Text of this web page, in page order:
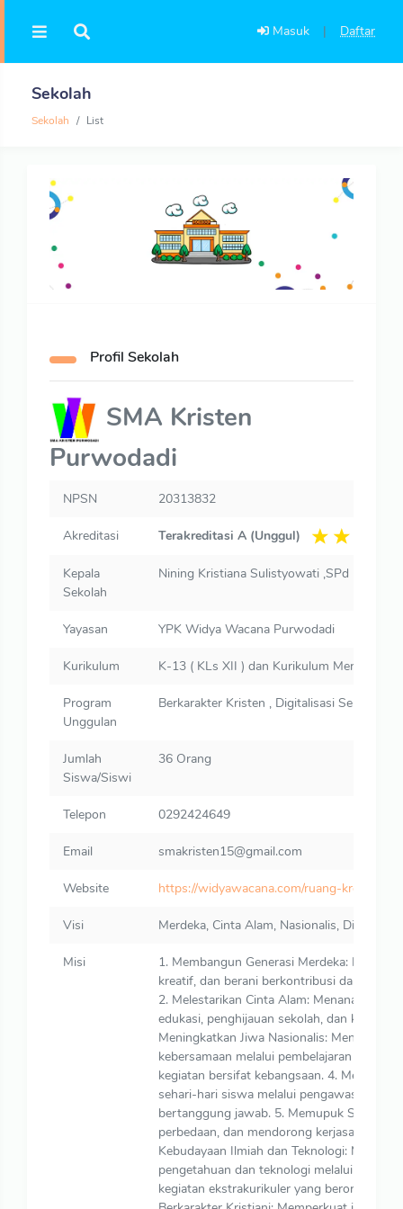
Masuk | Daftar
Sekolah
Sekolah List
Profil Sekolah
SMA Kristen
Purwodadi
NPSN 20313832
Akreditasi Terakreditasi A (Unggul)
Kepala
Sekolah
Nining Kristiana Sulistyowati ,SPd
Yayasan YPK Widya Wacana Purwodadi
Kurikulum K-13 ( KLs XII ) dan Kurikulum Merdeka (
Program
Unggulan
Berkarakter Kristen , Digitalisasi Sekolah
Jumlah
Siswa/Siswi
36 Orang
Telepon 0292424649
Email smakristen15@gmail.com
Website https://widyawacana.com/ruang-kreatif/
Visi Merdeka, Cinta Alam, Nasionalis, Disiplin,
Misi
1. Membangun Generasi Merdeka:
kreatif, dan berani berkontribusi dalam
2. Melestarikan Cinta Alam: Menanamkan
edukasi, penghijauan sekolah, dan
Meningkatkan Jiwa Nasionalis:
kebersamaan melalui pembelajaran
kegiatan bersifat kebangsaan. 4.
sehari-hari siswa melalui pengawasan,
bertanggung jawab. 5. Memupuk Sikap
perbedaan, dan mendorong kerjasama
Kebudayaan Ilmiah dan Teknologi:
pengetahuan dan teknologi melalui
kegiatan ekstrakurikuler yang berorientasi